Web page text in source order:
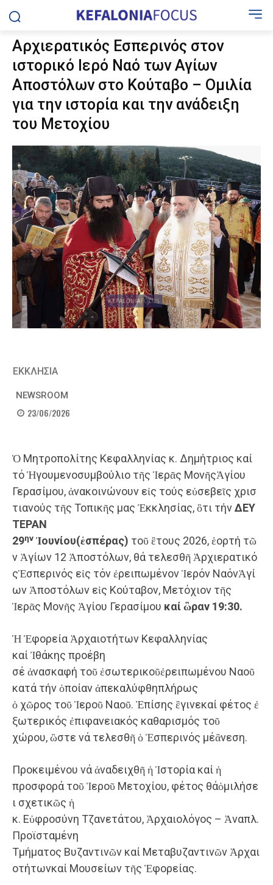
Αρχιερατικός Εσπερινός στον
ιστορικό Ιερό Ναό των Αγίων
Αποστόλων στο Κούταβο – Ομιλία
για την ιστορία και την ανάδειξη
του Μετοχίου
ΕΚΚΛΗΣΙΑ
NEWSROOM
23/06/2026
Ὁ Μητροπολίτης Κεφαλληνίας κ. Δημήτριος καί
τό Ἡγουμενοσυμβούλιο τῆς Ἱερᾶς ΜονῆςἉγίου
Γερασίμου, ἀνακοινώνουν εἰς τούς εὐσεβεῖς χρισ
τιανούς τῆς Τοπικῆς μας Ἐκκλησίας, ὃτι τήνΔΕΥ
ΤΕΡΑΝ
29ην Ἰουνίου(ἑσπέρας) τοῦ ἒτους 2026, ἑορτή τῶ
ν Ἁγίων 12 Ἀποστόλων, θά τελεσθῆ Ἀρχιερατικό
ςἙσπερινός εἰς τόν ἐρειπωμένον Ἱερόν ΝαόνἉγί
ων Ἀποστόλων εἰς Κούταβον, Μετόχιον τῆς
Ἱερᾶς Μονῆς Ἁγίου Γερασίμου καίὣραν 19:30.
Ἡ Ἐφορεία Ἀρχαιοτήτων Κεφαλληνίας
καί Ἰθάκης προέβη
σέ ἀνασκαφή τοῦ ἐσωτερικοῦἐρειπωμένου Ναοῦ
κατά τήν ὁποίαν ἀπεκαλύφθηπλήρως
ὁ χῶρος τοῦ Ἱεροῦ Ναοῦ. Ἐπίσης ἒγινεκαί φέτος ἐ
ξωτερικός ἐπιφανειακός καθαρισμός τοῦ
χώρου, ὣστε νά τελεσθῆ ὁ Ἑσπερινός μέἂνεση.
Προκειμένου νά ἀναδειχθῆ ἡ Ἱστορία καί ἡ
προσφορά τοῦ Ἱεροῦ Μετοχίου, φέτος θάὁμιλήσε
ι σχετικῶς ἡ
κ. Εὐφροσύνη Τζανετάτου, Ἀρχαιολόγος – Ἀναπλ.
Προϊσταμένη
Τμήματος Βυζαντινῶν καί Μεταβυζαντινῶν Ἀρχαι
οτήτωνκαί Μουσείων τῆς Ἐφορείας.